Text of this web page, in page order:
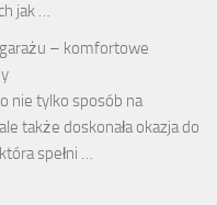
jak …
– komfortowe
nie tylko sposób na
także doskonała okazja do
spełni …